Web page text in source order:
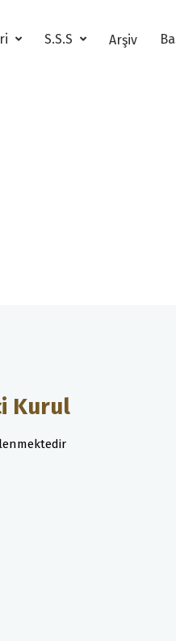
S.S.S Arşiv
Kurul